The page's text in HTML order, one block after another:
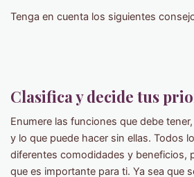
Tenga en cuenta los siguientes
Clasifica y decide tus
Enumere las funciones que debe
y lo que puede hacer sin ellas. Todos
diferentes comodidades y beneficios,
que es importante para ti. Ya sea que